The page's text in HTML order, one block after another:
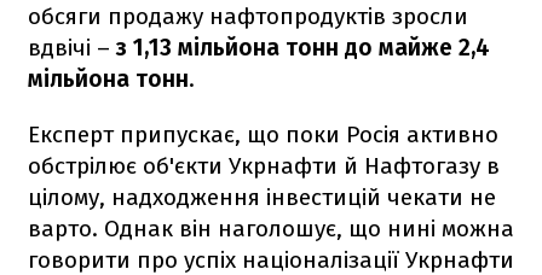
обсяги продажу нафтопродуктів зросли
вдвічі –з 1,13 мільйона тонн до майже 2,4
мільйона тонн.
Експерт припускає, що поки Росія активно
обстрілює об'єкти Укрнафти й Нафтогазу в
цілому, надходження інвестицій чекати не
варто. Однак він наголошує, що нині можна
говорити про успіх націоналізації Укрнафти